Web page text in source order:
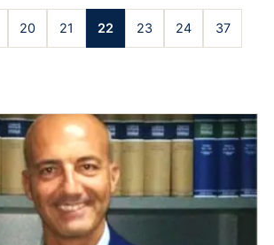
20 21 22 23 24 37